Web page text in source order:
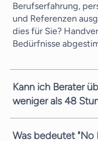
Berufserfahrung,
und Referenzen
dies für Sie?
Bedürfnisse
Kann ich Berater
weniger als 48
Was bedeutet "No